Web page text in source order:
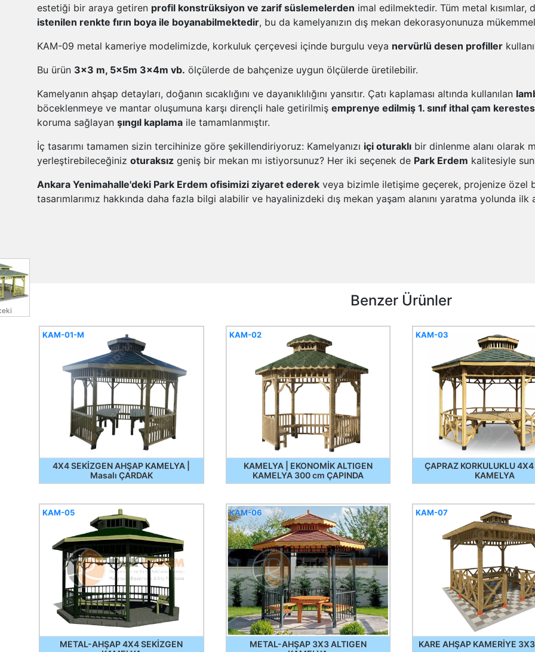
estetiği bir araya getiren profil konstrüksiyon ve zarif süslemelerden imal edilmektedir. Tüm metal kısımlar,
istenilen renkte fırın boya ile boyanabilmektedir, bu da kamelyanızın dış mekan dekorasyonunuza
KAM-09 metal kameriye modelimizde, korkuluk çerçevesi içinde burgulu veya nervürlü desen profiller
Bu ürün 3x3 m, 5x5m 3x4m vb. ölçülerde de bahçenize uygun ölçülerde üretilebilir.
Kamelyanın ahşap detayları, doğanın sıcaklığını ve dayanıklılığını yansıtır. Çatı kaplaması altında kullanılan
böceklenmeye ve mantar oluşumuna karşı dirençli hale getirilmiş emprenye edilmiş 1. sınıf ithal çam
koruma sağlayan şıngıl kaplama ile tamamlanmıştır.
İç tasarımı tamamen sizin tercihinize göre şekillendiriyoruz: Kamelyanızı içi oturaklı bir dinlenme alanı olarak
yerleştirebileceğiniz oturaksız geniş bir mekan mı istiyorsunuz? Her iki seçenek de Park Erdem kalitesiyle
Ankara Yenimahalle'deki Park Erdem ofisimizi ziyaret ederek veya bizimle iletişime geçerek, projenize özel
tasarımlarımız hakkında daha fazla bilgi alabilir ve hayalinizdeki dış mekan yaşam alanını yaratma yolunda ilk
Benzer Ürünler
4X4 SEKİZGEN AHŞAP KAMELYA |
Masalı ÇARDAK
KAM-01-M
KAMELYA | EKONOMİK ALTIGEN
KAMELYA 300 cm ÇAPINDA
KAM-02
ÇAPRAZ KORKULUKLU
KAMELYA
KAM-03
METAL-AHŞAP 4X4 SEKİZGEN
KAM-05
METAL-AHŞAP 3X3 ALTIGEN
KAM-06
KARE AHŞAP KAMERİYE
KAM-07